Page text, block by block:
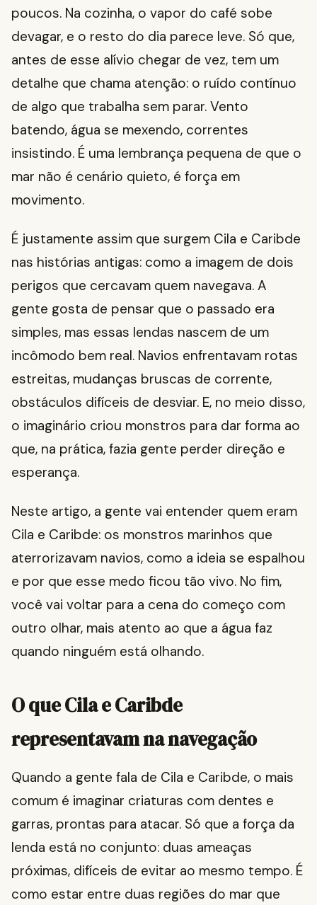
poucos. Na cozinha, o vapor do café sobe
devagar, e o resto do dia parece leve. Só que,
antes de esse alívio chegar de vez, tem um
detalhe que chama atenção: o ruído contínuo
de algo que trabalha sem parar. Vento
batendo, água se mexendo, correntes
insistindo. É uma lembrança pequena de que o
mar não é cenário quieto, é força em
movimento.
É justamente assim que surgem Cila e Caribde
nas histórias antigas: como a imagem de dois
perigos que cercavam quem navegava. A
gente gosta de pensar que o passado era
simples, mas essas lendas nascem de um
incômodo bem real. Navios enfrentavam rotas
estreitas, mudanças bruscas de corrente,
obstáculos difíceis de desviar. E, no meio disso,
o imaginário criou monstros para dar forma ao
que, na prática, fazia gente perder direção e
esperança.
Neste artigo, a gente vai entender quem eram
Cila e Caribde: os monstros marinhos que
aterrorizavam navios, como a ideia se espalhou
e por que esse medo ficou tão vivo. No fim,
você vai voltar para a cena do começo com
outro olhar, mais atento ao que a água faz
quando ninguém está olhando.
O que Cila e Caribde
representavam na navegação
Quando a gente fala de Cila e Caribde, o mais
comum é imaginar criaturas com dentes e
garras, prontas para atacar. Só que a força da
lenda está no conjunto: duas ameaças
próximas, difíceis de evitar ao mesmo tempo. É
como estar entre duas regiões do mar que